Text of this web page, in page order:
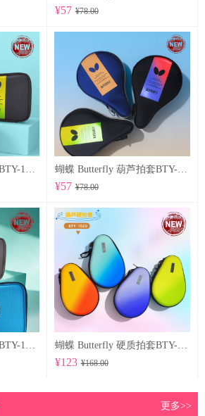
¥57 ¥78.00
蝴蝶 Butterfly 葫芦拍套BTY-1026
¥57 ¥78.00
蝴蝶 Butterfly 硬质拍套BTY-1029
¥123 ¥168.00
更多>>